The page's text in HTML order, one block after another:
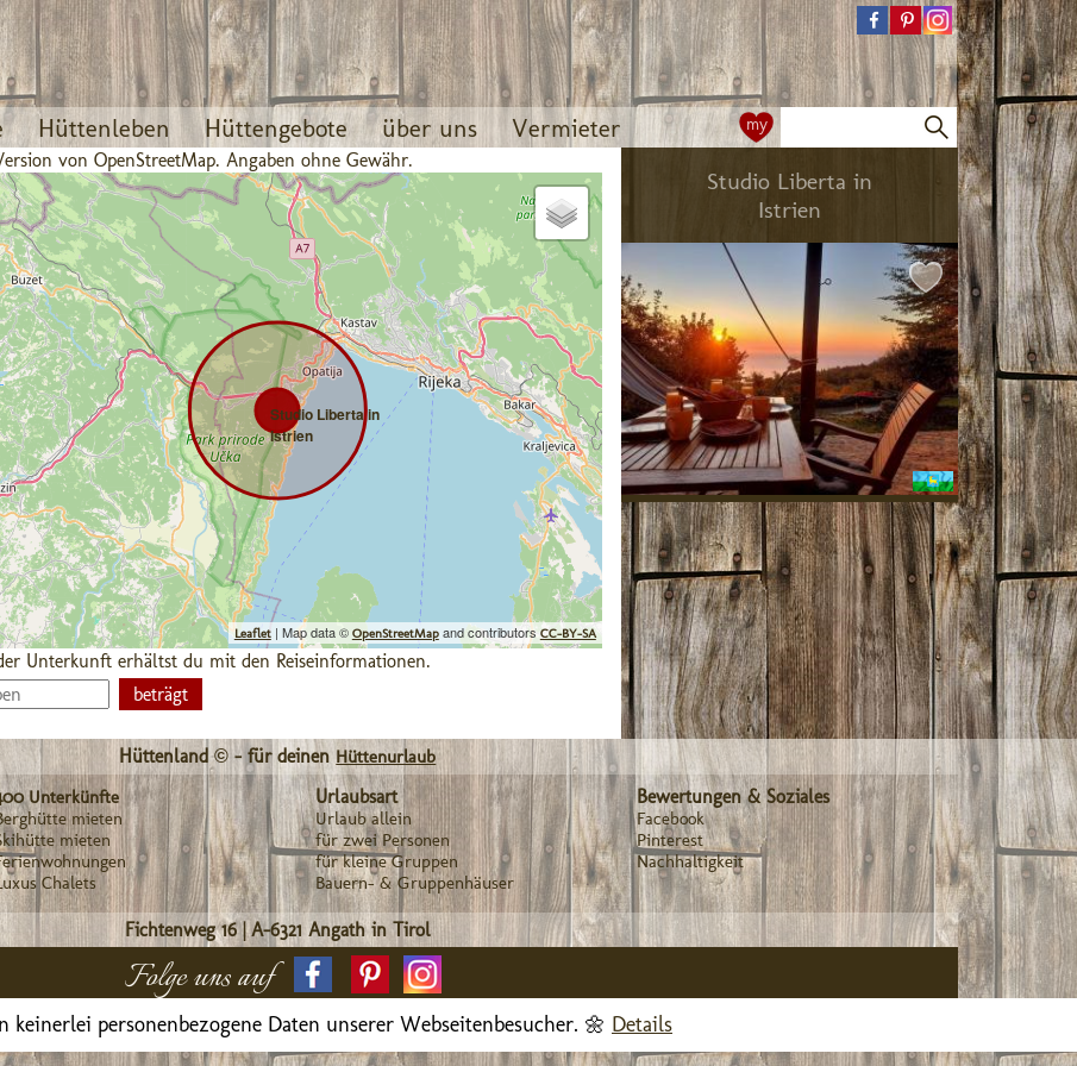
Hüttenleben Hüttengebote über uns Vermieter my
von OpenStreetMap. Angaben ohne Gewähr.
Studio Liberta in
Istrien
Leaflet| Map data © OpenStreetMapand contributors CC-BY-SA
Unterkunft erhältst du mit den Reiseinformationen.
Studio Liberta in
Istrien
Hüttenland © - für deinen Hüttenurlaub
Unterkünfte
mieten
mieten
Chalets
Urlaubsart
Urlaub allein
für zwei Personen
für kleine Gruppen
Bauern- & Gruppenhäuser
Bewertungen & Soziales
Facebook
Pinterest
Nachhaltigkeit
Fichtenweg 16|A-6321 Angath in Tirol
Folge uns auf
keinerlei personenbezogene Daten unserer Webseitenbesucher. 🌼 Details